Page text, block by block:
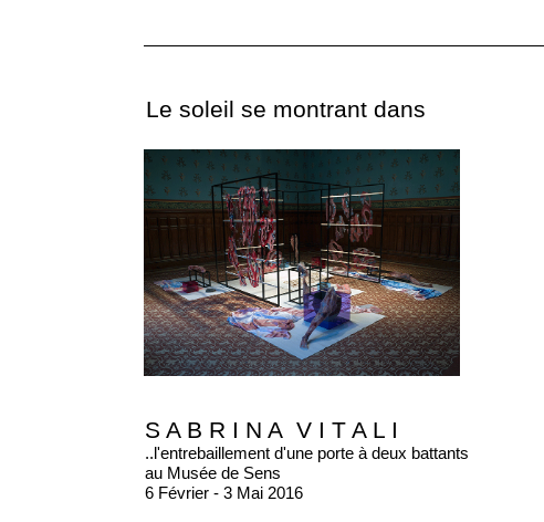
S A B R I N A V I T A L I
..l'entrebaillement d'une porte à deux battants
au Musée de Sens
6 Février - 3 Mai 2016
Le soleil se montrant dans